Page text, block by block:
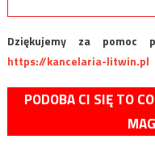
Dziękujemy za pomoc
https://kancelaria-litwin.pl
PODOBA CI SIĘ TO